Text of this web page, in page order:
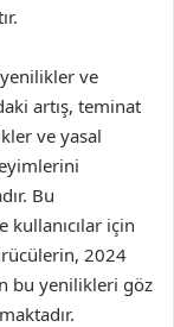
ve
artış, teminat
ve yasal
Bu
için
2024
bu yenilikleri göz